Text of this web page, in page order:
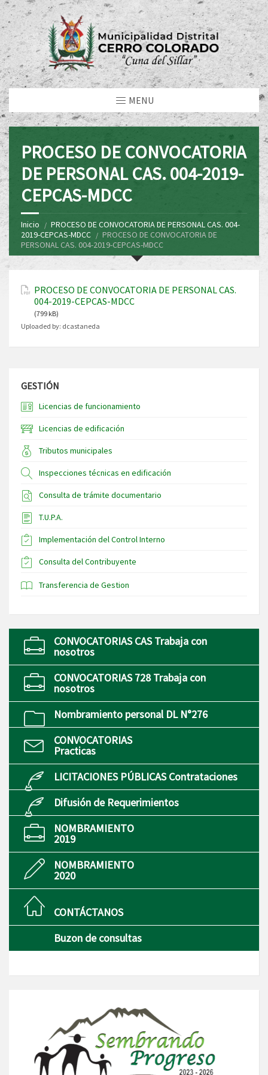
MENU
PROCESO DE CONVOCATORIA
DE PERSONAL CAS. 004-2019-
CEPCAS-MDCC
Inicio
PROCESO DE CONVOCATORIA DE PERSONAL CAS. 004-
2019-CEPCAS-MDCC
PROCESO DE CONVOCATORIA DE
PERSONAL CAS. 004-2019-CEPCAS-MDCC
PROCESO DE CONVOCATORIA DE PERSONAL CAS.
004-2019-CEPCAS-MDCC
(799 kB)
Uploaded by: dcastaneda
GESTIÓN
Licencias de funcionamiento
Licencias de edificación
Tributos municipales
Inspecciones técnicas en edificación
Consulta de trámite documentario
T.U.P.A.
Implementación del Control Interno
Consulta del Contribuyente
Transferencia de Gestion
CONVOCATORIAS CAS Trabaja con
nosotros
CONVOCATORIAS 728 Trabaja con
nosotros
Nombramiento personal DL N°276
CONVOCATORIAS
Practicas
LICITACIONES PÚBLICAS Contrataciones
Difusión de Requerimientos
NOMBRAMIENTO
2019
NOMBRAMIENTO
2020
CONTÁCTANOS
Buzon de consultas